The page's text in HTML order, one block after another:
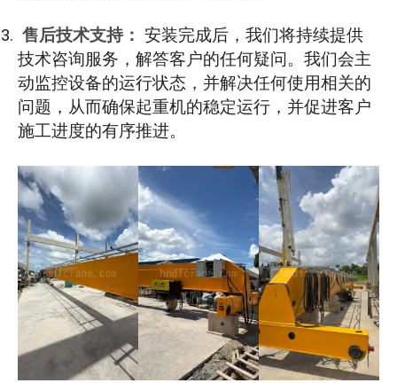
售后技术支持： 安装完成后，我们将持续提供
技术咨询服务，解答客户的任何疑问。我们会主
动监控设备的运行状态，并解决任何使用相关的
问题，从而确保起重机的稳定运行，并促进客户
施工进度的有序推进。